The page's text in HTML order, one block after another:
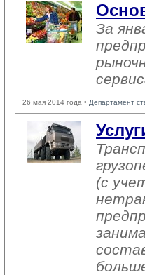
За
26 мая 2014 года • Департамент
(с